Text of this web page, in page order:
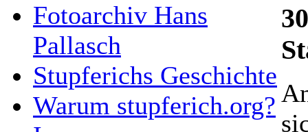
Fotoarchiv Hans
Pallasch
Stupferichs Geschichte
Warum stupferich.org?